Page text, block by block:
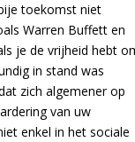
toekomst niet
Warren Buffett en
je de vrijheid hebt
in stand was
zich algemener op
van uw
enkel in het sociale